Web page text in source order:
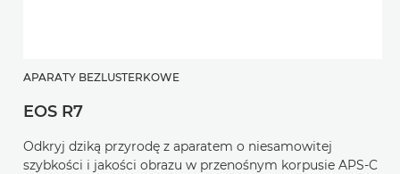
APARATY BEZLUSTERKOWE
EOS R7
Odkryj dziką przyrodę z aparatem o niesamowitej
szybkości i jakości obrazu w przenośnym korpusie APS-C